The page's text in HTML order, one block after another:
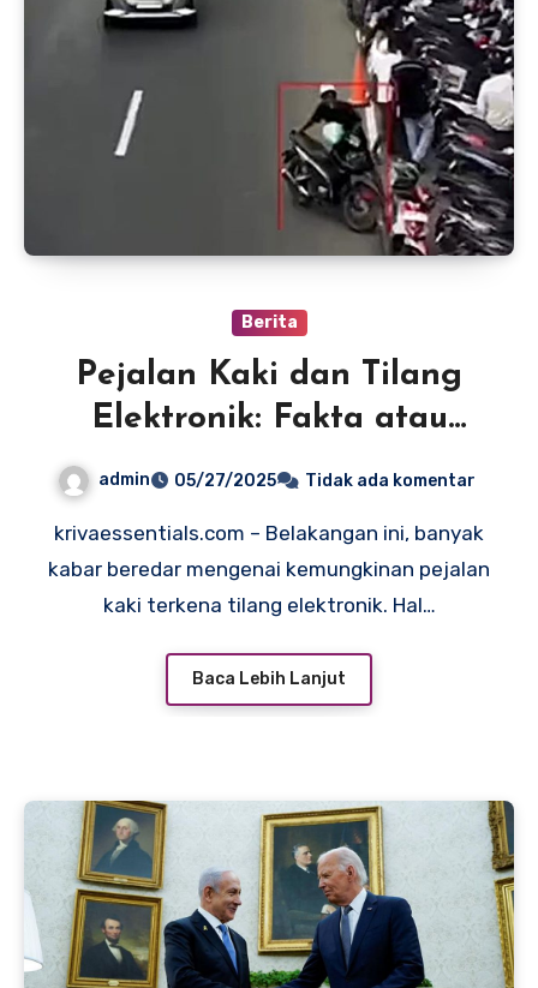
Berita
Pejalan Kaki dan Tilang
Elektronik: Fakta atau
admin 05/27/2025 Tidak ada komentar
krivaessentials.com – Belakangan ini, banyak
kabar beredar mengenai kemungkinan pejalan
kaki terkena tilang elektronik. Hal…
Baca Lebih Lanjut